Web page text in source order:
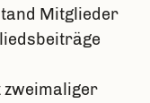
Mitglieder
zweimaliger